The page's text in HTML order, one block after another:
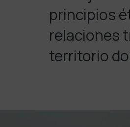
principios
relaciones
territorio